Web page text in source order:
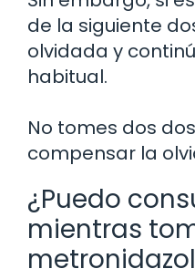
de la siguiente
olvidada y
habitual.
No tomes dos
compensar la
¿Puedo
mientras